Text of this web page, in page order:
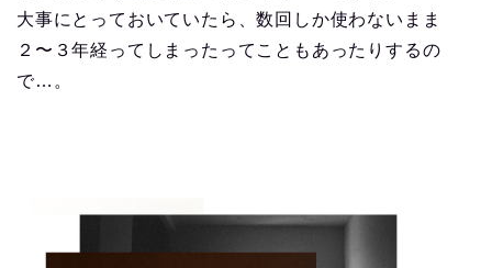
大事にとっておいていたら、数回しか使わないまま
２〜３年経ってしまったってこともあったりするの
で…。